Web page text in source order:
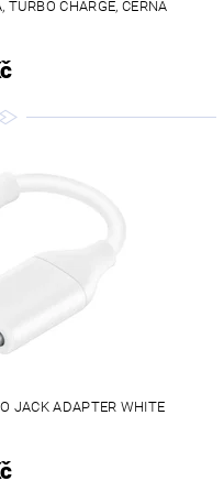
TURBO CHARGE, ČERNÁ
JACK ADAPTER WHITE